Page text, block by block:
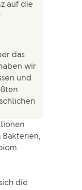
auf die
das
wir
und
Bakterien,
die